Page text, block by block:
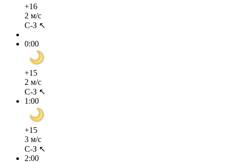
+16
2 м/с
С-З ↖
0:00
+15
2 м/с
С-З ↖
1:00
+15
3 м/с
С-З ↖
2:00